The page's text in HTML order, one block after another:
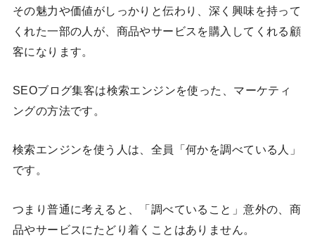
その魅力や価値がしっかりと伝わり、深く興味を持って
くれた一部の人が、商品やサービスを購入してくれる顧
客になります。
SEOブログ集客は検索エンジンを使った、マーケティ
ングの方法です。
検索エンジンを使う人は、全員「何かを調べている人」
です。
つまり普通に考えると、「調べていること」意外の、商
品やサービスにたどり着くことはありません。